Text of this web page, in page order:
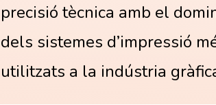
precisió tècnica amb el
dels sistemes d’impressió
utilitzats a la indústria